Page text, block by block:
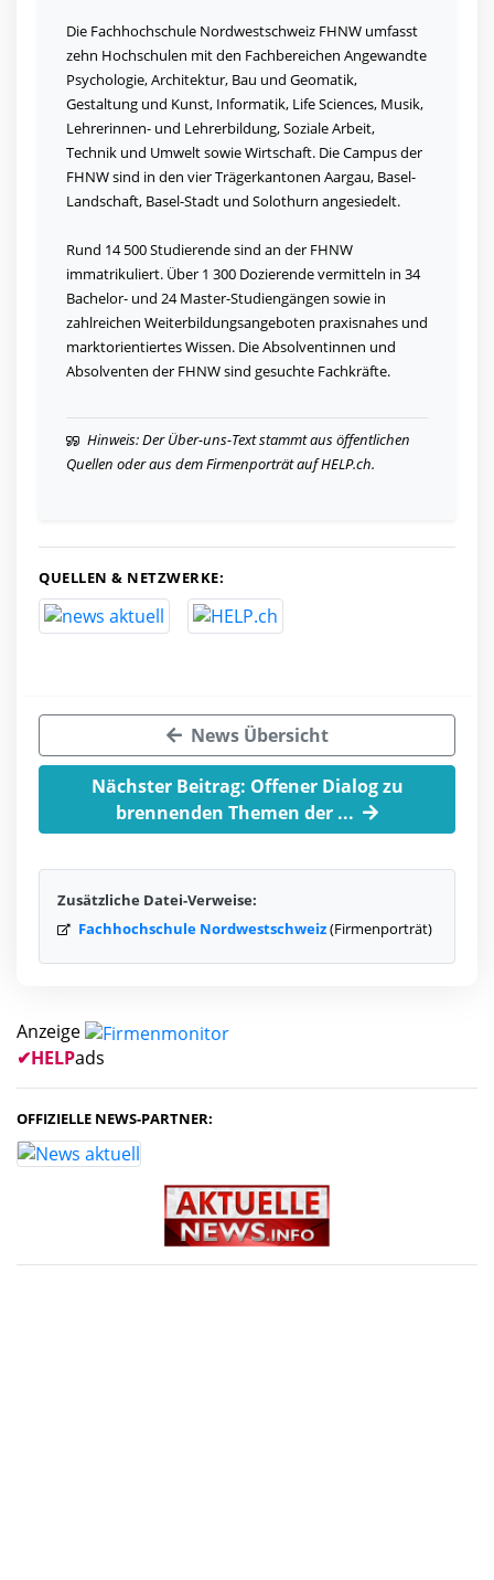
Die Fachhochschule Nordwestschweiz FHNW umfasst
zehn Hochschulen mit den Fachbereichen Angewandte
Psychologie, Architektur, Bau und Geomatik,
Gestaltung und Kunst, Informatik, Life Sciences, Musik,
Lehrerinnen- und Lehrerbildung, Soziale Arbeit,
Technik und Umwelt sowie Wirtschaft. Die Campus der
FHNW sind in den vier Trägerkantonen Aargau, Basel-
Landschaft, Basel-Stadt und Solothurn angesiedelt.
Rund 14 500 Studierende sind an der FHNW
immatrikuliert. Über 1 300 Dozierende vermitteln in 34
Bachelor- und 24 Master-Studiengängen sowie in
zahlreichen Weiterbildungsangeboten praxisnahes und
marktorientiertes Wissen. Die Absolventinnen und
Absolventen der FHNW sind gesuchte Fachkräfte.
Hinweis: Der Über-uns-Text stammt aus öffentlichen
Quellen oder aus dem Firmenporträt auf HELP.ch.
QUELLEN & NETZWERKE:
News Übersicht
Nächster Beitrag: Offener Dialog zu
brennenden Themen der ...
Zusätzliche Datei-Verweise:
Fachhochschule Nordwestschweiz(Firmenporträt)
Anzeige
✔HELPads
OFFIZIELLE NEWS-PARTNER: